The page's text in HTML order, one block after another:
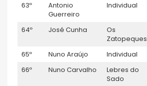
63º
Antonio
Guerreiro
Individual
64º José Cunha
Os
Zatopeques
65º Nuno Araújo Individual
66º
Nuno Carvalho
Lebres do
Sado